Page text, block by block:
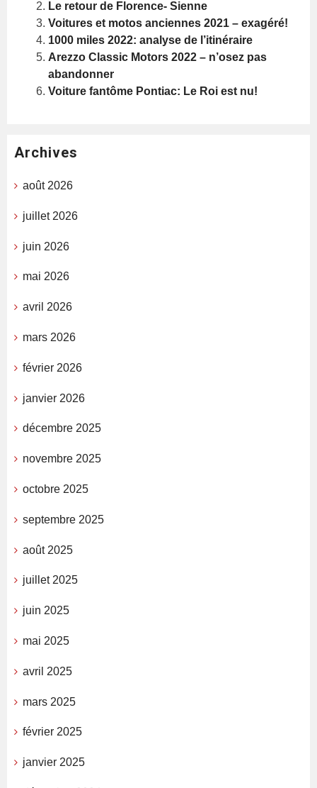
Le retour de Florence- Sienne
Voitures et motos anciennes 2021 – exagéré!
1000 miles 2022: analyse de l’itinéraire
Arezzo Classic Motors 2022 – n’osez pas
abandonner
Voiture fantôme Pontiac: Le Roi est nu!
Archives
août 2026
juillet 2026
juin 2026
mai 2026
avril 2026
mars 2026
février 2026
janvier 2026
décembre 2025
novembre 2025
octobre 2025
septembre 2025
août 2025
juillet 2025
juin 2025
mai 2025
avril 2025
mars 2025
février 2025
janvier 2025